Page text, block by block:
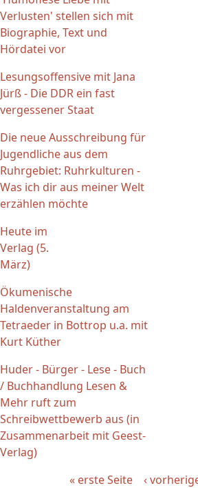
Verlusten' stellen sich mit
Biographie, Text und
Hördatei vor
Lesungsoffensive mit Jana
Jürß - Die DDR ein fast
vergessener Staat
Die neue Ausschreibung für
Jugendliche aus dem
Ruhrgebiet: Ruhrkulturen -
Was ich dir aus meiner Welt
erzählen möchte
Heute im
Verlag (5.
März)
Ökumenische
Haldenveranstaltung am
Tetraeder in Bottrop u.a. mit
Kurt Küther
Huder - Bürger - Lese - Buch
/ Buchhandlung Lesen &
Mehr ruft zum
Schreibwettbewerb aus (in
Zusammenarbeit mit Geest-
Verlag)
« erste Seite
‹